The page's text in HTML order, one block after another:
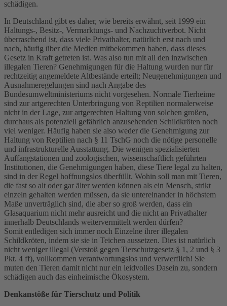
schädigen.
In Deutschland gibt es daher, wie bereits erwähnt, seit 1999 ein
Haltungs-, Besitz-, Vermarktungs- und Nachzuchtverbot. Nicht
überraschend ist, dass viele Privathalter, natürlich erst nach und
nach, häufig über die Medien mitbekommen haben, dass dieses
Gesetz in Kraft getreten ist. Was also tun mit all den inzwischen
illegalen Tieren? Genehmigungen für die Haltung wurden nur für
rechtzeitig angemeldete Altbestände erteilt; Neugenehmigungen und
Ausnahmeregelungen sind nach Angabe des
Bundesumweltministeriums nicht vorgesehen. Normale Tierheime
sind zur artgerechten Unterbringung von Reptilien normalerweise
nicht in der Lage, zur artgerechten Haltung von solchen großen,
durchaus als potenziell gefährlich anzusehenden Schildkröten noch
viel weniger. Häufig haben sie also weder die Genehmigung zur
Haltung von Reptilien nach § 11 TschG noch die nötige personelle
und infrastrukturelle Ausstattung. Die wenigen spezialisierten
Auffangstationen und zoologischen, wissenschaftlich geführten
Institutionen, die Genehmigungen haben, diese Tiere legal zu halten,
sind in der Regel hoffnungslos überfüllt. Wohin soll man mit Tieren,
die fast so alt oder gar älter werden können als ein Mensch, strikt
einzeln gehalten werden müssen, da sie untereinander in höchstem
Maße unverträglich sind, die aber so groß werden, dass ein
Glasaquarium nicht mehr ausreicht und die nicht an Privathalter
innerhalb Deutschlands weitervermittelt werden dürfen?
Somit entledigen sich immer noch Einzelne ihrer illegalen
Schildkröten, indem sie sie in Teichen aussetzen. Dies ist natürlich
nicht weniger illegal (Verstoß gegen Tierschutzgesetz § 1, 2 und § 3
Pkt. 4 ff), vollkommen verantwortungslos und verwerflich! Sie
muten den Tieren damit nicht nur ein leidvolles Dasein zu, sondern
schädigen auch das einheimische Ökosystem.
Denkanstöße für Tierschutz und Politik